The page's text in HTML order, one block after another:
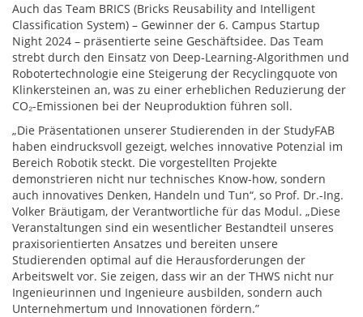
Auch das Team BRICS (Bricks Reusability and Intelligent
Classification System) – Gewinner der 6. Campus Startup
Night 2024 – präsentierte seine Geschäftsidee. Das Team
strebt durch den Einsatz von Deep-Learning-Algorithmen und
Robotertechnologie eine Steigerung der Recyclingquote von
Klinkersteinen an, was zu einer erheblichen Reduzierung der
CO₂-Emissionen bei der Neuproduktion führen soll.
„Die Präsentationen unserer Studierenden in der StudyFAB
haben eindrucksvoll gezeigt, welches innovative Potenzial im
Bereich Robotik steckt. Die vorgestellten Projekte
demonstrieren nicht nur technisches Know-how, sondern
auch innovatives Denken, Handeln und Tun“, so Prof. Dr.-Ing.
Volker Bräutigam, der Verantwortliche für das Modul. „Diese
Veranstaltungen sind ein wesentlicher Bestandteil unseres
praxisorientierten Ansatzes und bereiten unsere
Studierenden optimal auf die Herausforderungen der
Arbeitswelt vor. Sie zeigen, dass wir an der THWS nicht nur
Ingenieurinnen und Ingenieure ausbilden, sondern auch
Unternehmertum und Innovationen fördern.”